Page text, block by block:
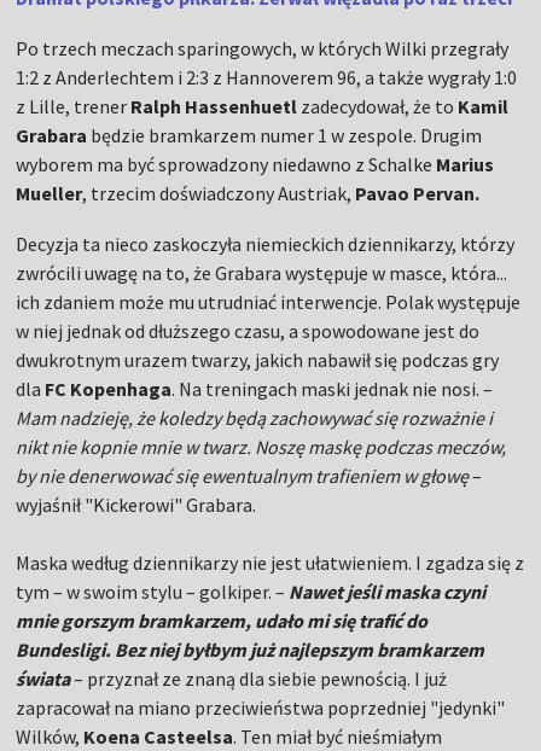
Po trzech meczach sparingowych, w których Wilki przegrały
1:2 z Anderlechtem i 2:3 z Hannoverem 96, a także wygrały 1:0
z Lille, trener Ralph Hassenhuetl zadecydował, że to Kamil
Grabara będzie bramkarzem numer 1 w zespole. Drugim
wyborem ma być sprowadzony niedawno z Schalke Marius
Mueller, trzecim doświadczony Austriak, Pavao Pervan.
Decyzja ta nieco zaskoczyła niemieckich dziennikarzy, którzy
zwrócili uwagę na to, że Grabara występuje w masce, która...
ich zdaniem może mu utrudniać interwencje. Polak występuje
w niej jednak od dłuższego czasu, a spowodowane jest do
dwukrotnym urazem twarzy, jakich nabawił się podczas gry
dla FC Kopenhaga. Na treningach maski jednak nie nosi. –
Mam nadzieję, że koledzy będą zachowywać się rozważnie i
nikt nie kopnie mnie w twarz. Noszę maskę podczas meczów,
by nie denerwować się ewentualnym trafieniem w głowę–
wyjaśnił "Kickerowi" Grabara.
Maska według dziennikarzy nie jest ułatwieniem. I zgadza się z
tym – w swoim stylu – golkiper. – Nawet jeśli maska czyni
mnie gorszym bramkarzem, udało mi się trafić do
Bundesligi. Bez niej byłbym już najlepszym bramkarzem
świata– przyznał ze znaną dla siebie pewnością. I już
zapracował na miano przeciwieństwa poprzedniej "jedynki"
Wilków, Koena Casteelsa. Ten miał być nieśmiałym